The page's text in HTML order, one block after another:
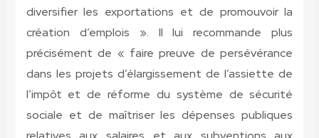
diversifier les exportations et de promouvoir la
création d’emplois ». Il lui recommande plus
précisément de « faire preuve de persévérance
dans les projets d’élargissement de l’assiette de
l’impôt et de réforme du système de sécurité
sociale et de maîtriser les dépenses publiques